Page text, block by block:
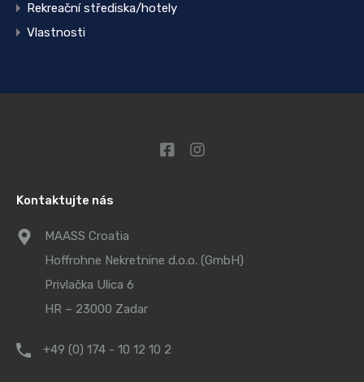
Rekreační střediska/hotely
Vlastnosti
Kontaktujte nás
MAASS Croatia
Hoffrohne Nekretnine d.o.o. (GmbH)
Privlačka Ulica 6
HR – 23000 Zadar
+49 (0) 174 - 10 12 10 2